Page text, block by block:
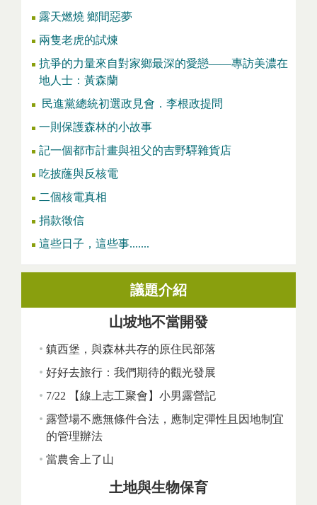
露天燃燒 鄉間惡夢
兩隻老虎的試煉
抗爭的力量來自對家鄉最深的愛戀——專訪美濃在
地人士：黃森蘭
民進黨總統初選政見會．李根政提問
一則保護森林的小故事
記一個都市計畫與祖父的吉野驛雜貨店
吃披蕯與反核電
二個核電真相
捐款徵信
這些日子，這些事.......
議題介紹
山坡地不當開發
鎮西堡，與森林共存的原住民部落
好好去旅行：我們期待的觀光發展
7/22 【線上志工聚會】小男露營記
露營場不應無條件合法，應制定彈性且因地制宜
的管理辦法
當農舍上了山
土地與生物保育